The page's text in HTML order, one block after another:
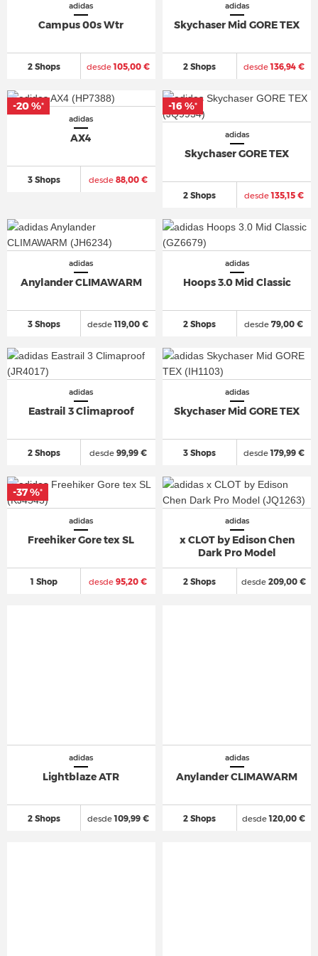
adidas
Campus 00s Wtr
2 Shops desde105,00 €
adidas
Skychaser Mid GORE TEX
2 Shops desde136,94 €
adidas
AX4
3 Shops desde88,00 €
-20 %*
adidas
Skychaser GORE TEX
2 Shops desde135,15 €
-16 %*
adidas
Anylander CLIMAWARM
3 Shops desde119,00 €
adidas
Hoops 3.0 Mid Classic
2 Shops desde 79,00 €
adidas
Eastrail 3 Climaproof
2 Shops desde99,99 €
adidas
Skychaser Mid GORE TEX
3 Shops desde179,99 €
adidas
Freehiker Gore tex SL
1 Shop desde 95,20 €
-37 %*
adidas
x CLOT by Edison Chen
Dark Pro Model
2 Shops desde 209,00 €
adidas
Lightblaze ATR
2 Shops desde109,99 €
adidas
Anylander CLIMAWARM
2 Shops desde120,00 €